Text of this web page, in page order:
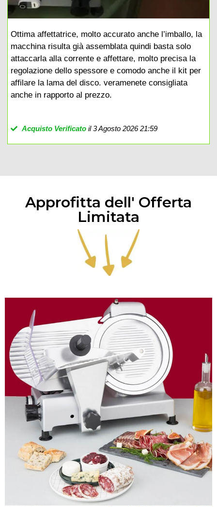
Ottima affettatrice, molto accurato anche l’imballo, la
macchina risulta già assemblata quindi basta solo
attaccarla alla corrente e affettare, molto precisa la
regolazione dello spessore e comodo anche il kit per
affilare la lama del disco. veramenete consigliata
anche in rapporto al prezzo.
Acquisto Verificatoil 3 Agosto 2026 21:59
Approfitta dell' Offerta
Limitata